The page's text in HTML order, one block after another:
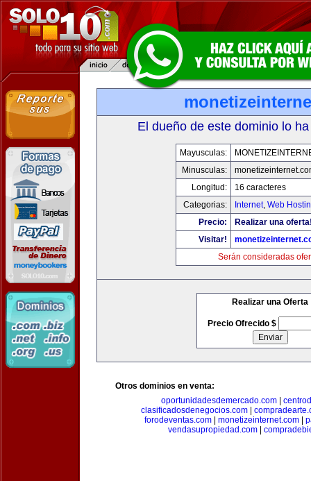
El dueño de este dominio lo
Mayusculas:
Minusculas:
Longitud:
16 caracteres
Categorias:
Internet, Web
Precio:
Realizar una
Visitar!
Serán consideradas
Realizar una Oferta
Precio Ofrecido $
Otros dominios en venta:
oportunidadesdemercado.com
clasificadosdenegocios.com|
forodeventas.com| monetizeinternet.com|
vendasupropiedad.com|